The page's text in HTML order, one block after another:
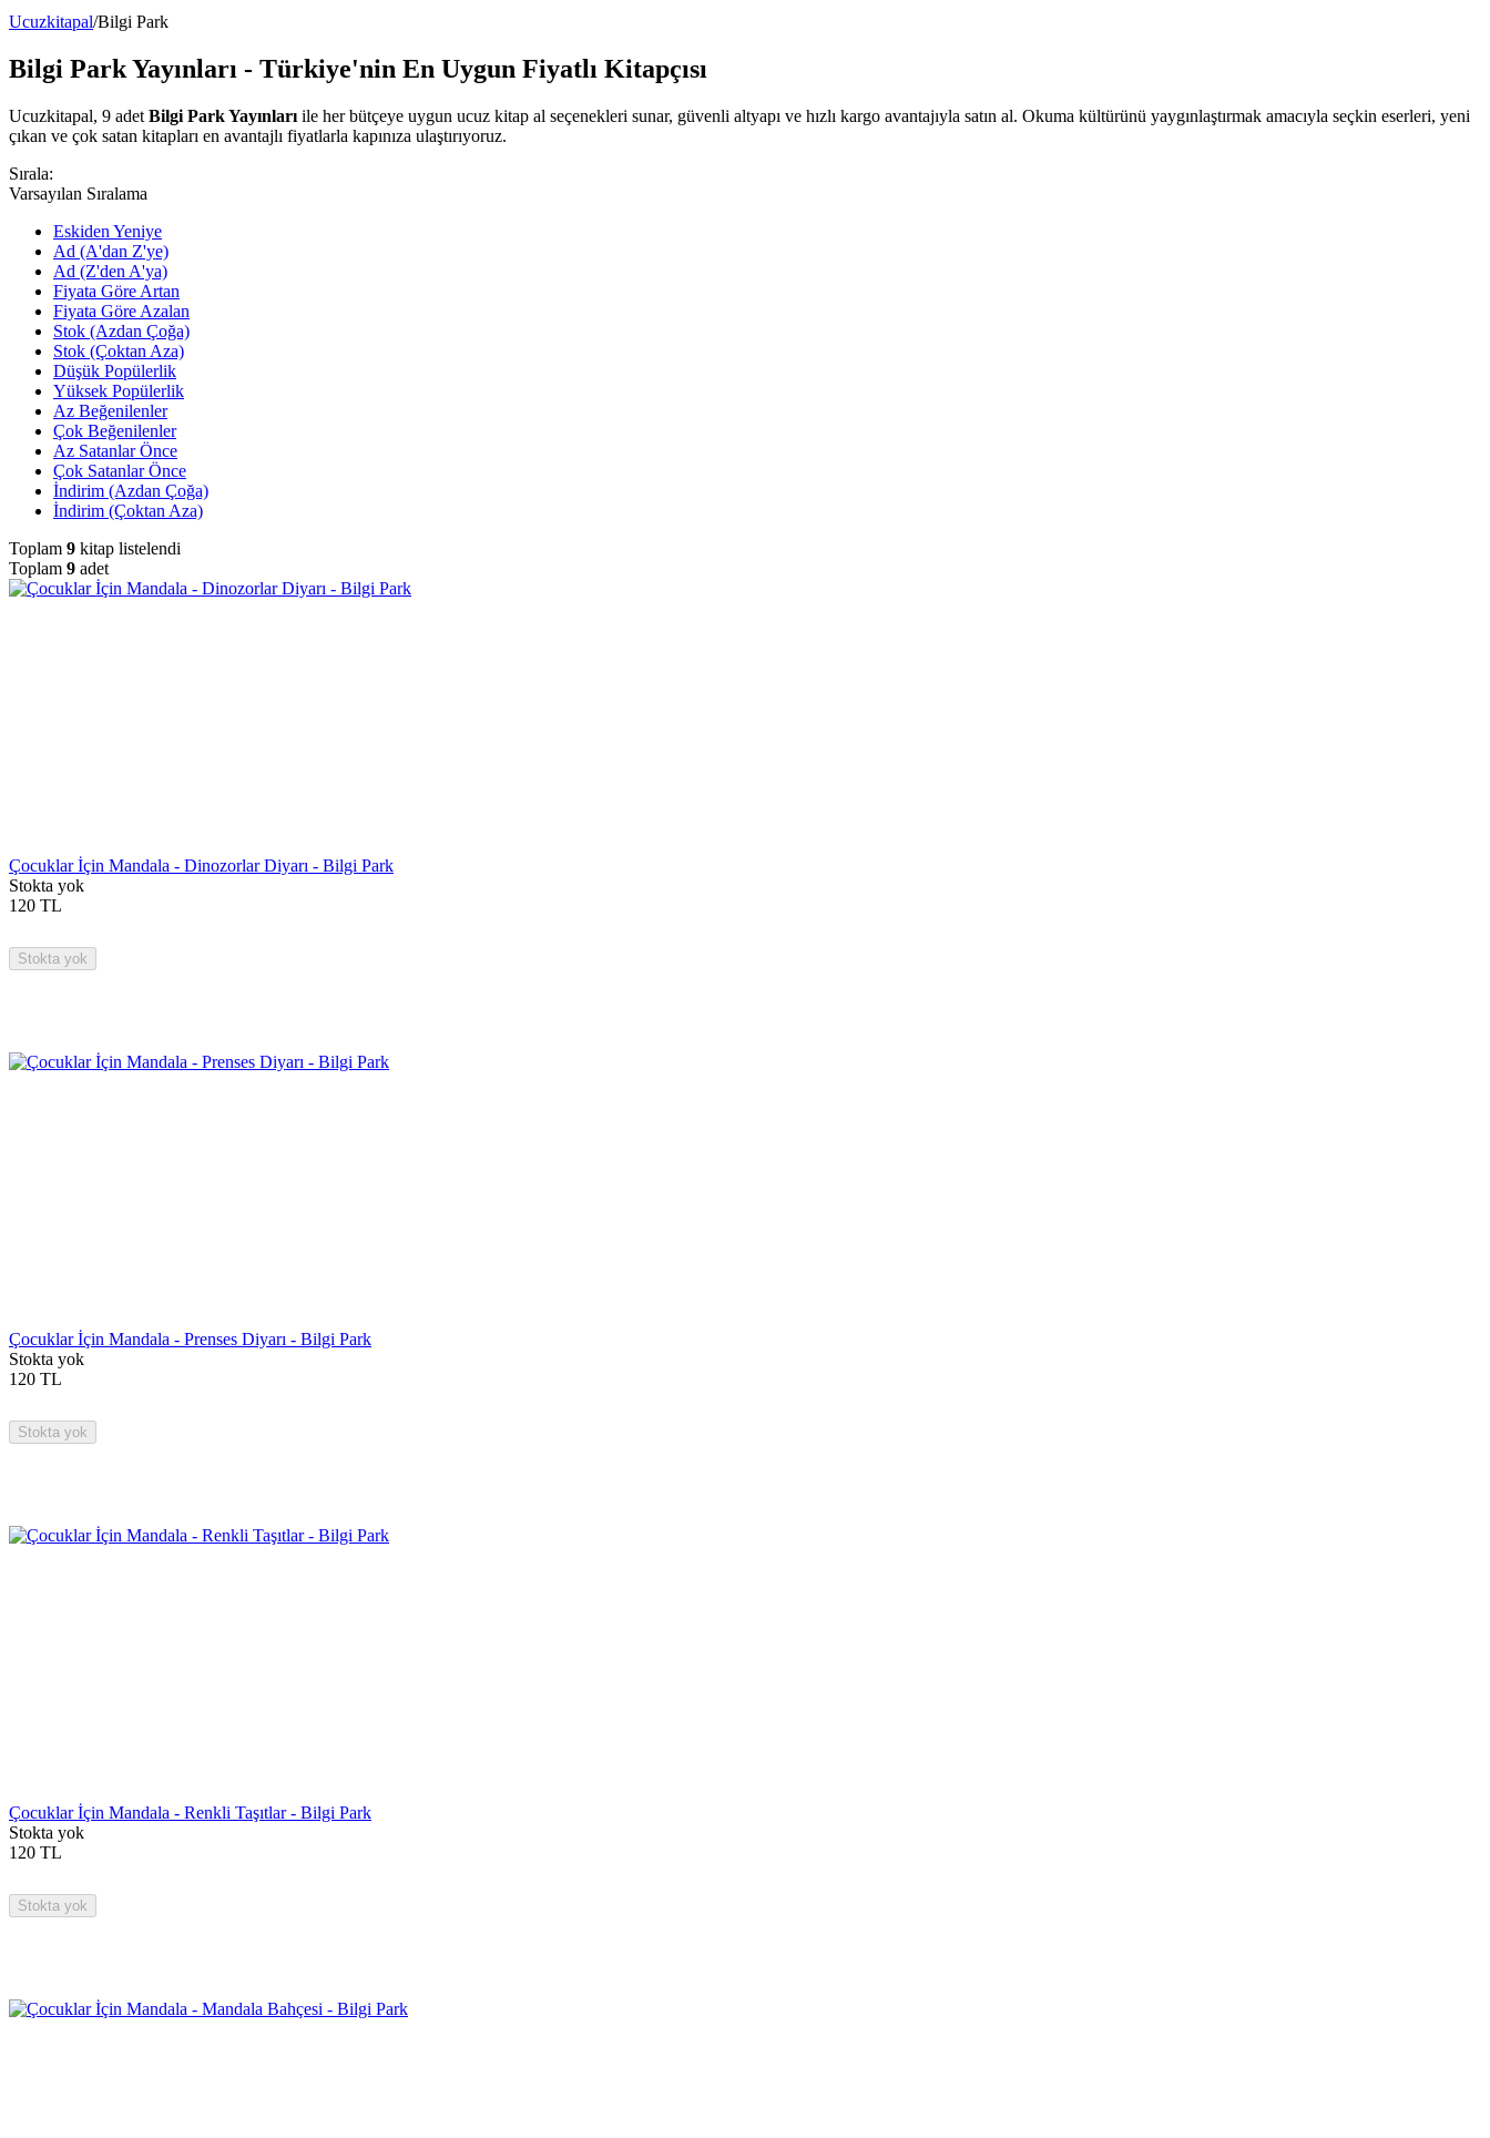
Ucuzkitapal/Bilgi Park
Bilgi Park Yayınları - Türkiye'nin En Uygun Fiyatlı Kitapçısı
Ucuzkitapal, 9 adet Bilgi Park Yayınları ile her bütçeye uygun ucuz kitap al seçenekleri sunar, güvenli altyapı ve hızlı kargo avantajıyla satın al. Okuma kültürünü yaygınlaştırmak amacıyla seçkin eserleri, yeni
çıkan ve çok satan kitapları en avantajlı fiyatlarla kapınıza ulaştırıyoruz.
Sırala:
Varsayılan Sıralama
Eskiden Yeniye
Ad (A'dan Z'ye)
Ad (Z'den A'ya)
Fiyata Göre Artan
Fiyata Göre Azalan
Stok (Azdan Çoğa)
Stok (Çoktan Aza)
Düşük Popülerlik
Yüksek Popülerlik
Az Beğenilenler
Çok Beğenilenler
Az Satanlar Önce
Çok Satanlar Önce
İndirim (Azdan Çoğa)
İndirim (Çoktan Aza)
Toplam 9 kitap listelendi
Toplam 9 adet
Çocuklar İçin Mandala - Dinozorlar Diyarı - Bilgi Park
Stokta yok
120 TL
Stokta yok
Çocuklar İçin Mandala - Prenses Diyarı - Bilgi Park
Stokta yok
120 TL
Stokta yok
Çocuklar İçin Mandala - Renkli Taşıtlar - Bilgi Park
Stokta yok
120 TL
Stokta yok